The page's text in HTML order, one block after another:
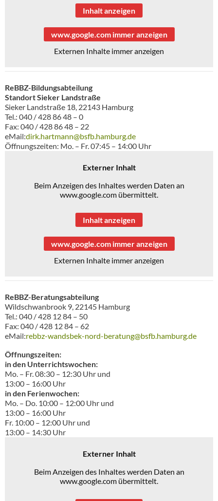
Inhalt anzeigen
www.google.com immer anzeigen
Externen Inhalte immer anzeigen
ReBBZ-Bildungsabteilung
Standort Sieker Landstraße
Sieker Landstraße 18, 22143 Hamburg
Tel.: 040 / 428 86 48 – 0
Fax: 040 / 428 86 48 – 22
eMail:dirk.hartmann@bsfb.hamburg.de
Öffnungszeiten: Mo. – Fr. 07:45 – 14:00 Uhr
Externer Inhalt
Beim Anzeigen des Inhaltes werden Daten an
www.google.com übermittelt.
Inhalt anzeigen
www.google.com immer anzeigen
Externen Inhalte immer anzeigen
ReBBZ-Beratungsabteilung
Wildschwanbrook 9, 22145 Hamburg
Tel.: 040 / 428 12 84 – 50
Fax: 040 / 428 12 84 – 62
eMail:rebbz-wandsbek-nord-beratung@bsfb.hamburg.de
Öffnungszeiten:
in den Unterrichtswochen:
Mo. – Fr. 08:30 – 12:30 Uhr und
13:00 – 16:00 Uhr
in den Ferienwochen:
Mo. – Do. 10:00 – 12:00 Uhr und
13:00 – 16:00 Uhr
Fr. 10:00 – 12:00 Uhr und
13:00 – 14:30 Uhr
Externer Inhalt
Beim Anzeigen des Inhaltes werden Daten an
www.google.com übermittelt.